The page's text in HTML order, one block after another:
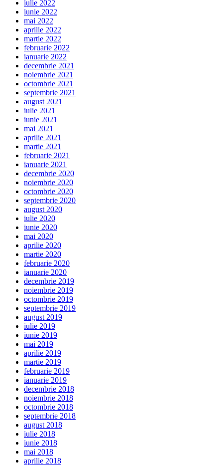
iulie 2022
iunie 2022
mai 2022
aprilie 2022
martie 2022
februarie 2022
ianuarie 2022
decembrie 2021
noiembrie 2021
octombrie 2021
septembrie 2021
august 2021
iulie 2021
iunie 2021
mai 2021
aprilie 2021
martie 2021
februarie 2021
ianuarie 2021
decembrie 2020
noiembrie 2020
octombrie 2020
septembrie 2020
august 2020
iulie 2020
iunie 2020
mai 2020
aprilie 2020
martie 2020
februarie 2020
ianuarie 2020
decembrie 2019
noiembrie 2019
octombrie 2019
septembrie 2019
august 2019
iulie 2019
iunie 2019
mai 2019
aprilie 2019
martie 2019
februarie 2019
ianuarie 2019
decembrie 2018
noiembrie 2018
octombrie 2018
septembrie 2018
august 2018
iulie 2018
iunie 2018
mai 2018
aprilie 2018